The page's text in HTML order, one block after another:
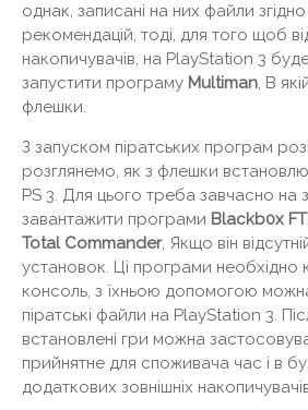
однак, записані на них файли
рекомендацій, тоді, для того щоб
накопичувачів, на PlayStation 3
запустити програму Multiman, В
флешки.
З запуском піратських програм
розглянемо, як з флешки
PS 3. Для цього треба завчасно на
завантажити програми Blackb0x
Total Commander, Якщо він
установок. Ці програми необхідно
консоль, з їхньою допомогою
піратські файли на PlayStation 3.
встановлені гри можна
прийнятне для споживача час і в
додаткових зовнішніх